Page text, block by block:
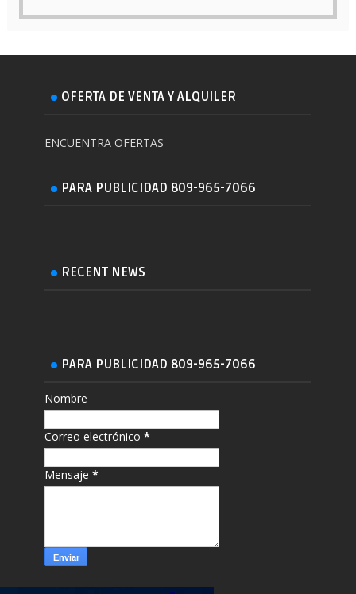
OFERTA DE VENTA Y ALQUILER
ENCUENTRA OFERTAS
PARA PUBLICIDAD 809-965-7066
RECENT NEWS
PARA PUBLICIDAD 809-965-7066
Nombre
Correo electrónico*
Mensaje*